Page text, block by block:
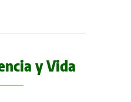
y Vida